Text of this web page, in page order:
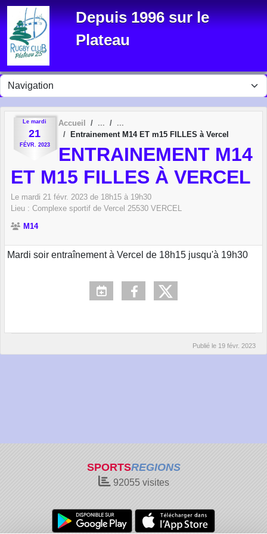
Depuis 1996 sur le
Plateau
Le mardi
21
FÉVR. 2023
Accueil
Entrainement M14 ET m15 FILLES à Vercel
ENTRAINEMENT M14
ET M15 FILLES À VERCEL
Le mardi 21 févr. 2023 de 18h15 à 19h30
Lieu : Complexe sportif de Vercel 25530 VERCEL
M14
Mardi soir entraînement à Vercel de 18h15 jusqu'à 19h30
Publié le 19 févr. 2023
SPORTSREGIONS
92055visites
Panneau de gestion des cookies